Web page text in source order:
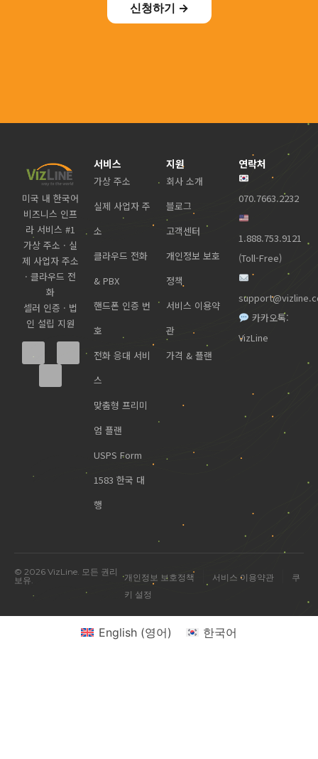
신청하기 →
미국 내 한국어
비즈니스 인프
라 서비스 #1
가상 주소 · 실
제 사업자 주소
· 클라우드 전
화
셀러 인증 · 법
인 설립 지원
서비스
가상 주소
실제 사업자 주
소
클라우드 전화
& PBX
핸드폰 인증 번
호
전화 응대 서비
스
맞춤형 프리미
엄 플랜
USPS Form
1583 한국 대
행
지원
회사 소개
블로그
고객센터
개인정보 보호
정책
서비스 이용약
관
가격 & 플랜
연락처
070.7663.2232
1.888.753.9121
(Toll-Free)
카카오톡:
VizLine
© 2026 VizLine. 모든 권리
보유.
개인정보 보호정책 서비스 이용약관
쿠
키 설정
English(영어) 한국어